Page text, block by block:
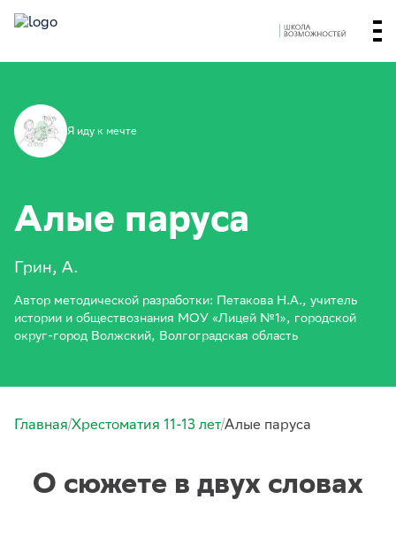
Я иду к мечте
Алые паруса
Грин, А.
Автор методической разработки: Петакова Н.А., учитель
истории и обществознания МОУ «Лицей №1», городской
округ-город Волжский, Волгоградская область
Главная/Хрестоматия 11-13 лет/Алые паруса
О сюжете в двух словах